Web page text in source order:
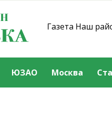
Газета Наш
ЮЗАО Москва